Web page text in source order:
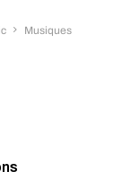
Musiques